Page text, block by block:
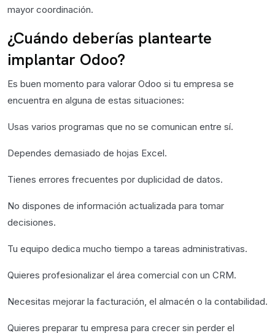
mayor coordinación.
¿Cuándo deberías plantearte
implantar Odoo?
Es buen momento para valorar Odoo si tu empresa se
encuentra en alguna de estas situaciones:
Usas varios programas que no se comunican entre sí.
Dependes demasiado de hojas Excel.
Tienes errores frecuentes por duplicidad de datos.
No dispones de información actualizada para tomar
decisiones.
Tu equipo dedica mucho tiempo a tareas administrativas.
Quieres profesionalizar el área comercial con un CRM.
Necesitas mejorar la facturación, el almacén o la contabilidad.
Quieres preparar tu empresa para crecer sin perder el